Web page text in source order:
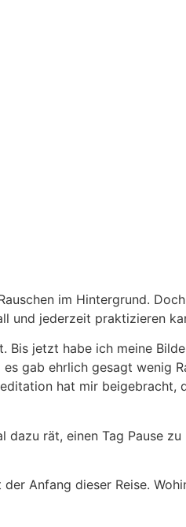
im Hintergrund.
und jederzeit praktizieren
Bis jetzt habe ich meine
gab ehrlich gesagt wenig
hat mir beigebracht,
rät, einen Tag Pause
Anfang dieser Reise.